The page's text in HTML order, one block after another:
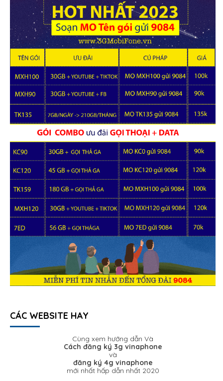
CÁC WEBSITE HAY
Cùng xem hướng dẫn Và
Cách đăng ký 3g vinaphone
và
đăng ký 4g vinaphone
mới nhất hấp dẫn nhất 2020